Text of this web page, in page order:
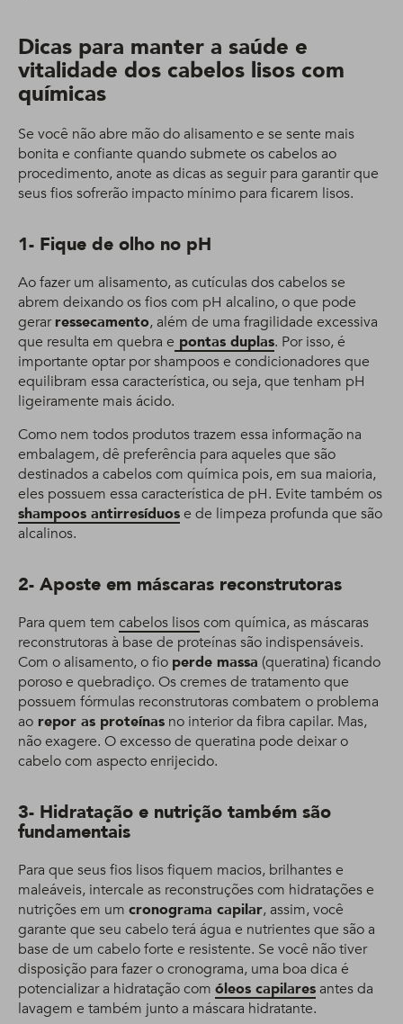
Dicas para manter a saúde e
vitalidade dos cabelos lisos com
químicas
Se você não abre mão do alisamento e se sente mais
bonita e confiante quando submete os cabelos ao
procedimento, anote as dicas as seguir para garantir que
seus fios sofrerão impacto mínimo para ficarem lisos.
1- Fique de olho no pH
Ao fazer um alisamento, as cutículas dos cabelos se
abrem deixando os fios com pH alcalino, o que pode
gerarressecamento, além de uma fragilidade excessiva
que resulta em quebra e pontas duplas. Por isso, é
importante optar por shampoos e condicionadores que
equilibram essa característica, ou seja, que tenham pH
ligeiramente mais ácido.
Como nem todos produtos trazem essa informação na
embalagem, dê preferência para aqueles que são
destinados a cabelos com química pois, em sua maioria,
eles possuem essa característica de pH. Evite também os
shampoos antirresíduose de limpeza profunda que são
alcalinos.
2- Aposte em máscaras reconstrutoras
Para quem tem cabelos lisoscom química, as máscaras
reconstrutoras à base de proteínas são indispensáveis.
Com o alisamento, o fio perde massa (queratina) ficando
poroso e quebradiço. Os cremes de tratamento que
possuem fórmulas reconstrutoras combatem o problema
ao repor as proteínas no interior da fibra capilar. Mas,
não exagere. O excesso de queratina pode deixar o
cabelo com aspecto enrijecido.
3- Hidratação e nutrição também são
fundamentais
Para que seus fios lisos fiquem macios, brilhantes e
maleáveis, intercale as reconstruções com hidratações e
nutrições em um cronograma capilar, assim, você
garante que seu cabelo terá água e nutrientes que são a
base de um cabelo forte e resistente. Se você não tiver
disposição para fazer o cronograma, uma boa dica é
potencializar a hidratação com óleos capilaresantes da
lavagem e também junto a máscara hidratante.